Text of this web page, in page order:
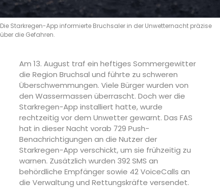
Die Starkregen-App informierte Bruchsaler in der Unwetternacht präzise
über die Gefahren.
Am 13. August traf ein heftiges Sommergewitter
die Region Bruchsal und führte zu schweren
Überschwemmungen. Viele Bürger wurden von
den Wassermassen überrascht. Doch wer die
Starkregen-App installiert hatte, wurde
rechtzeitig vor dem Unwetter gewarnt. Das FAS
hat in dieser Nacht vorab 729 Push-
Benachrichtigungen an die Nutzer der
Starkregen-App verschickt, um sie frühzeitig zu
warnen. Zusätzlich wurden 392 SMS an
behördliche Empfänger sowie 42 VoiceCalls an
die Verwaltung und Rettungskräfte versendet.